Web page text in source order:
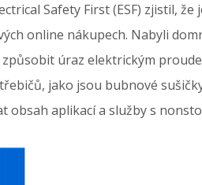
Safety First (ESF) zjistil,
online nákupech. Nabyli
úraz elektrickým
jako jsou bubnové
obsah aplikací a služby s